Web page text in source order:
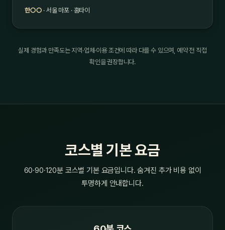
한○○ · 서울 마포 · 홈타이
실제 경험과 만족도는 지역·업체·이용 조건에 따라 다를 수 있으며, 예약 전 직접
확인을 권장합니다.
코스별 기본 요금
60·90·120분 코스별 기본 요금입니다. 숨겨진 추가 비용 없이
투명하게 안내합니다.